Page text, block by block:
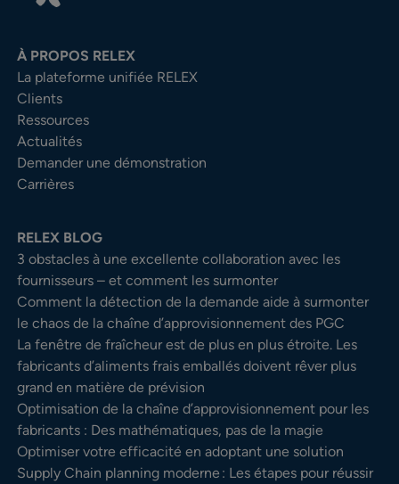
À PROPOS RELEX
La plateforme unifiée RELEX
Clients
Ressources
Actualités
Demander une démonstration
Carrières
RELEX BLOG
3 obstacles à une excellente collaboration avec les
fournisseurs – et comment les surmonter
Comment la détection de la demande aide à surmonter
le chaos de la chaîne d’approvisionnement des PGC
La fenêtre de fraîcheur est de plus en plus étroite. Les
fabricants d’aliments frais emballés doivent rêver plus
grand en matière de prévision
Optimisation de la chaîne d’approvisionnement pour les
fabricants : Des mathématiques, pas de la magie
Optimiser votre efficacité en adoptant une solution
Supply Chain planning moderne : Les étapes pour réussir